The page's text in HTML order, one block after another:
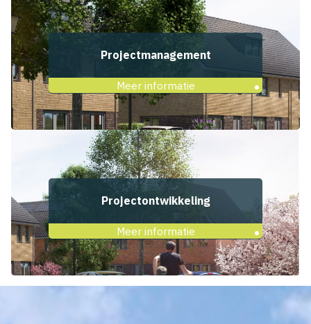
Projectmanagement
Meer informatie
Projectontwikkeling
Meer informatie